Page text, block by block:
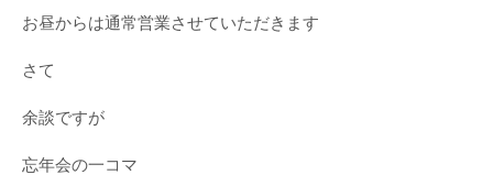
お昼からは通常営業させていただきます
さて
余談ですが
忘年会の一コマ